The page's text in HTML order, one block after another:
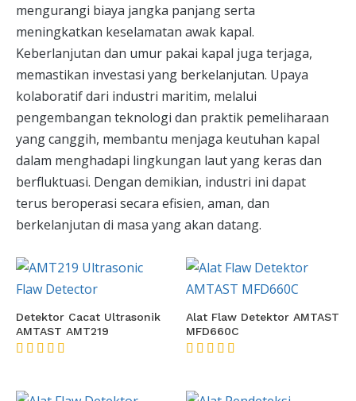
mengurangi biaya jangka panjang serta
meningkatkan keselamatan awak kapal.
Keberlanjutan dan umur pakai kapal juga terjaga,
memastikan investasi yang berkelanjutan. Upaya
kolaboratif dari industri maritim, melalui
pengembangan teknologi dan praktik pemeliharaan
yang canggih, membantu menjaga keutuhan kapal
dalam menghadapi lingkungan laut yang keras dan
berfluktuasi. Dengan demikian, industri ini dapat
terus beroperasi secara efisien, aman, dan
berkelanjutan di masa yang akan datang.
Detektor Cacat Ultrasonik
AMTAST AMT219
Alat Flaw Detektor AMTAST
MFD660C